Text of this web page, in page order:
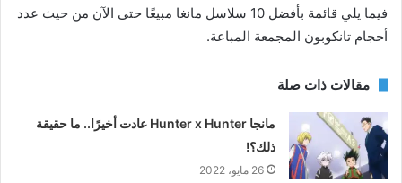
فيما يلي قائمة بأفضل 10 سلاسل مانغا مبيعًا حتى الآن من حيث عدد
أحجام تانكوبون المجمعة المباعة.
مقالات ذات صلة
مانجا Hunter x Hunter عادت أخيرًا.. ما حقيقة
ذلك؟!
26 مايو، 2022